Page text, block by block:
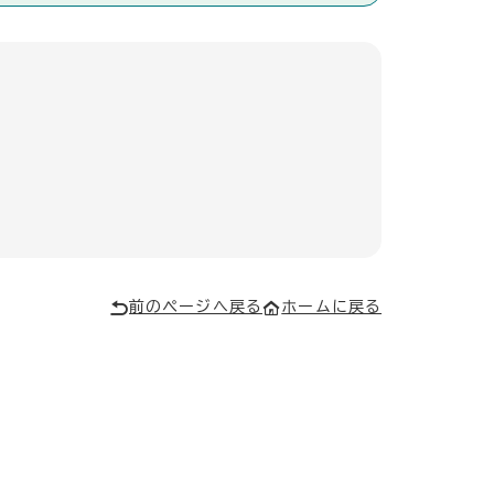
前のページへ戻る ホームに戻る